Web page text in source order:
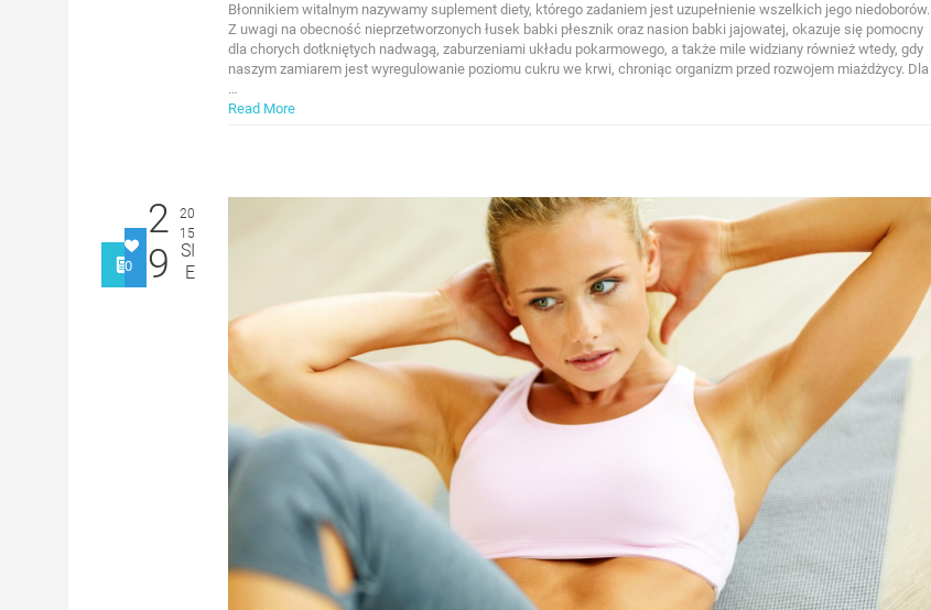
Błonnikiem witalnym nazywamy suplement diety, którego zadaniem jest uzupełnienie wszelkich jego niedoborów.
Z uwagi na obecność nieprzetworzonych łusek babki płesznik oraz nasion babki jajowatej, okazuje się pomocny
dla chorych dotkniętych nadwagą, zaburzeniami układu pokarmowego, a także mile widziany również wtedy, gdy
naszym zamiarem jest wyregulowanie poziomu cukru we krwi, chroniąc organizm przed rozwojem miażdżycy. Dla
…
Read More
0
2
9
20
15
SI
E